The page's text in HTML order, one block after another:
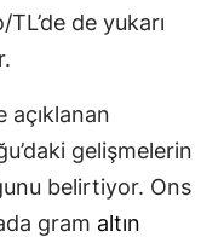
de yukarı
açıklanan
gelişmelerin
belirtiyor. Ons
gram altın